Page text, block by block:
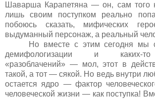
Шаварша Карапетяна — он, сам того
лишь своим поступком реально
побоюсь сказать, мифических
выдуманный персонаж, а реальный
Но вместе с этим сегодня мы
демифологизации и каких-
«разоблачений» — мол, этот в
такой, а тот — сякой. Но ведь внутри
остается ядро — фактор
человеческой жизни — как поступка!